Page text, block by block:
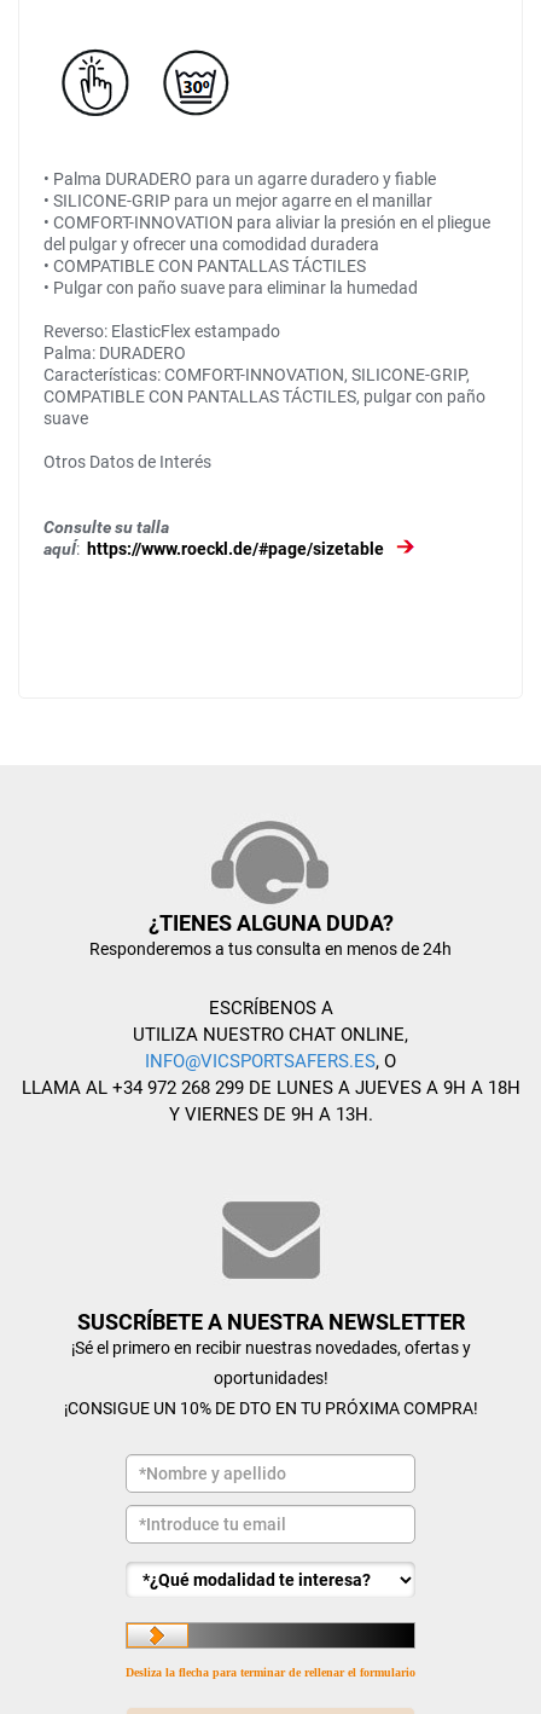
• Palma DURADERO para un agarre duradero y fiable
• SILICONE-GRIP para un mejor agarre en el manillar
• COMFORT-INNOVATION para aliviar la presión en el pliegue
del pulgar y ofrecer una comodidad duradera
• COMPATIBLE CON PANTALLAS TÁCTILES
• Pulgar con paño suave para eliminar la humedad
Reverso: ElasticFlex estampado
Palma: DURADERO
Características: COMFORT-INNOVATION, SILICONE-GRIP,
COMPATIBLE CON PANTALLAS TÁCTILES, pulgar con paño
suave
Otros Datos de Interés
Consulte su talla
aquÍ: https://www.roeckl.de/#page/sizetable
¿TIENES ALGUNA DUDA?
Responderemos a tus consulta en menos de 24h
ESCRÍBENOS A
UTILIZA NUESTRO CHAT ONLINE,
INFO@VICSPORTSAFERS.ES, O
LLAMA AL +34 972 268 299 DE LUNES A JUEVES A 9H A 18H
Y VIERNES DE 9H A 13H.
SUSCRÍBETE A NUESTRA NEWSLETTER
¡Sé el primero en recibir nuestras novedades, ofertas y
oportunidades!
¡CONSIGUE UN 10% DE DTO EN TU PRÓXIMA COMPRA!
Desliza la flecha para terminar de rellenar el formulario